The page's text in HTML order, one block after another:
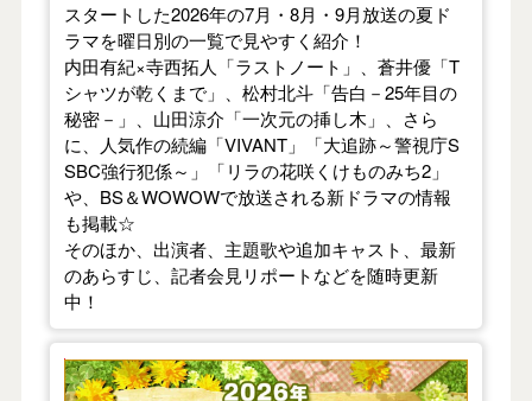
スタートした2026年の7月・8月・9月放送の夏ド
ラマを曜日別の一覧で見やすく紹介！
内田有紀×寺西拓人「ラストノート」、蒼井優「T
シャツが乾くまで」、松村北斗「告白－25年目の
秘密－」、山田涼介「一次元の挿し木」、さら
に、人気作の続編「VIVANT」「大追跡～警視庁S
SBC強行犯係～」「リラの花咲くけものみち2」
や、BS＆WOWOWで放送される新ドラマの情報
も掲載☆
そのほか、出演者、主題歌や追加キャスト、最新
のあらすじ、記者会見リポートなどを随時更新
中！
【2026年春】TVドラマガイド